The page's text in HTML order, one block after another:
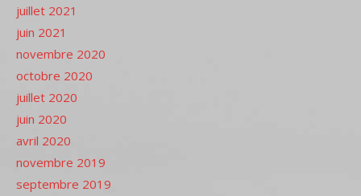
juillet 2021
juin 2021
novembre 2020
octobre 2020
juillet 2020
juin 2020
avril 2020
novembre 2019
septembre 2019